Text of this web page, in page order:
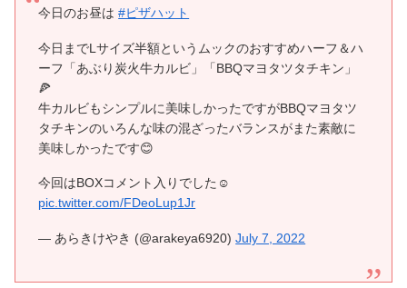
今日のお昼は#ピザハット
今日までLサイズ半額というムックのおすすめハーフ＆ハ
ーフ「あぶり炭火牛カルビ」「BBQマヨタツタチキン」
🍕
牛カルビもシンプルに美味しかったですがBBQマヨタツ
タチキンのいろんな味の混ざったバランスがまた素敵に
美味しかったです😊
今回はBOXコメント入りでした☺️
pic.twitter.com/FDeoLup1Jr
— あらきけやき (@arakeya6920)July 7, 2022